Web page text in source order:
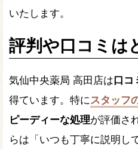
いたします。
評判や口コミは
気仙中央薬局 高田店は口コ
得ています。特に スタッフ
ピーディーな処理が評価さ
らは「いつも丁寧に説明し